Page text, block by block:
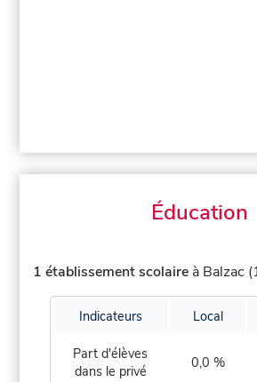
Éducation
1 établissement scolaire à Balzac
Indicateurs Local
Part d'élèves
dans le privé
0,0 %